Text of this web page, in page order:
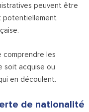
peuvent être
potentiellement
comprendre les
soit acquise ou
en découlent.
de nationalité